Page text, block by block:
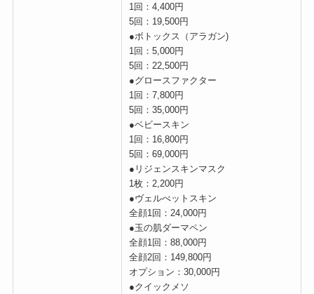
1回：4,400円
5回：19,500円
●ボトックス（アラガン)
1回：5,000円
5回：22,500円
●グロースファクター
1回：7,800円
5回：35,000円
●ベビースキン
1回：16,800円
5回：69,000円
●リジェンスキンマスク
1枚：2,200円
●ヴェルべットスキン
全顔1回：24,000円
●玉の肌ダーマペン
全顔1回：88,000円
全顔2回：149,800円
オプション：30,000円
●クイックメソ